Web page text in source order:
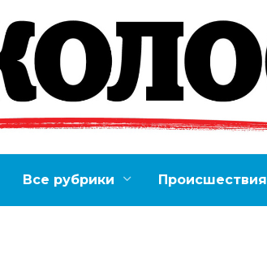
Все рубрики Происшествия